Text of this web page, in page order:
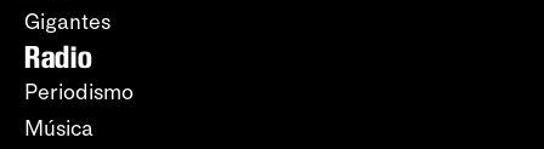
Gigantes
Radio
Periodismo
Música